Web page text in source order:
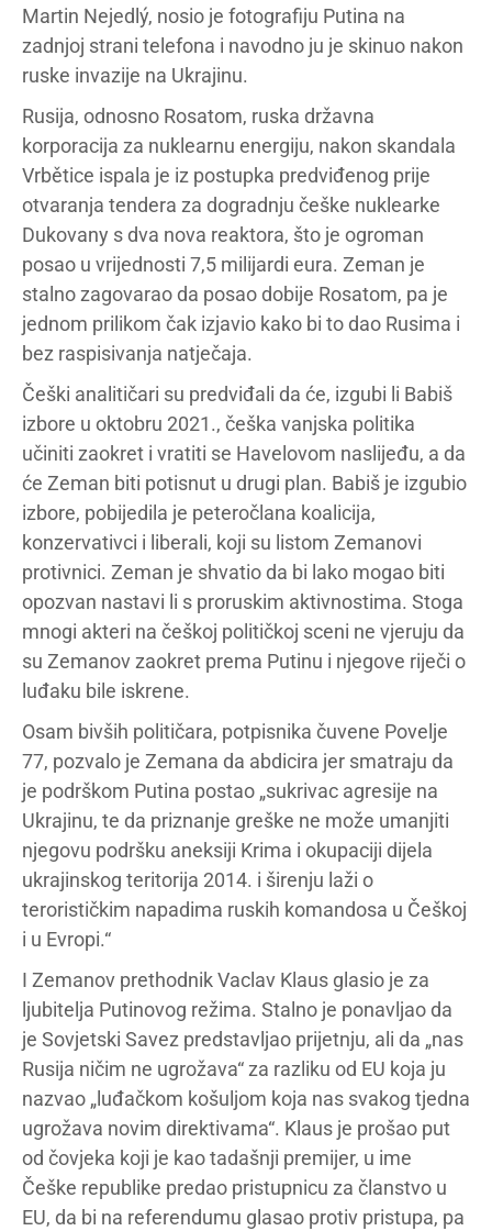
Martin Nejedlý, nosio je fotografiju Putina na
zadnjoj strani telefona i navodno ju je skinuo nakon
ruske invazije na Ukrajinu.
Rusija, odnosno Rosatom, ruska državna
korporacija za nuklearnu energiju, nakon skandala
Vrbětice ispala je iz postupka predviđenog prije
otvaranja tendera za dogradnju češke nuklearke
Dukovany s dva nova reaktora, što je ogroman
posao u vrijednosti 7,5 milijardi eura. Zeman je
stalno zagovarao da posao dobije Rosatom, pa je
jednom prilikom čak izjavio kako bi to dao Rusima i
bez raspisivanja natječaja.
Češki analitičari su predviđali da će, izgubi li Babiš
izbore u oktobru 2021., češka vanjska politika
učiniti zaokret i vratiti se Havelovom naslijeđu, a da
će Zeman biti potisnut u drugi plan. Babiš je izgubio
izbore, pobijedila je peteročlana koalicija,
konzervativci i liberali, koji su listom Zemanovi
protivnici. Zeman je shvatio da bi lako mogao biti
opozvan nastavi li s proruskim aktivnostima. Stoga
mnogi akteri na češkoj političkoj sceni ne vjeruju da
su Zemanov zaokret prema Putinu i njegove riječi o
luđaku bile iskrene.
Osam bivših političara, potpisnika čuvene Povelje
77, pozvalo je Zemana da abdicira jer smatraju da
je podrškom Putina postao „sukrivac agresije na
Ukrajinu, te da priznanje greške ne može umanjiti
njegovu podršku aneksiji Krima i okupaciji dijela
ukrajinskog teritorija 2014. i širenju laži o
terorističkim napadima ruskih komandosa u Češkoj
i u Evropi.“
I Zemanov prethodnik Vaclav Klaus glasio je za
ljubitelja Putinovog režima. Stalno je ponavljao da
je Sovjetski Savez predstavljao prijetnju, ali da „nas
Rusija ničim ne ugrožava“ za razliku od EU koja ju
nazvao „luđačkom košuljom koja nas svakog tjedna
ugrožava novim direktivama“. Klaus je prošao put
od čovjeka koji je kao tadašnji premijer, u ime
Češke republike predao pristupnicu za članstvo u
EU, da bi na referendumu glasao protiv pristupa, pa